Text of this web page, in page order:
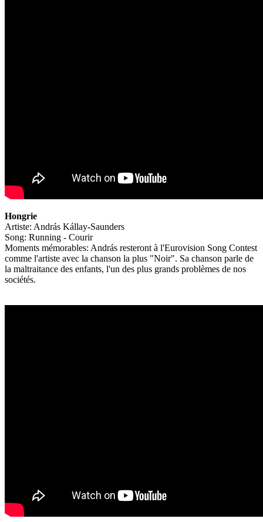
Hongrie
Artiste: András Kállay-Saunders
Song: Running - Courir
Moments mémorables: András resteront à l'Eurovision Song Contest
comme l'artiste avec la chanson la plus "Noir". Sa chanson parle de
la maltraitance des enfants, l'un des plus grands problèmes de nos
sociétés.